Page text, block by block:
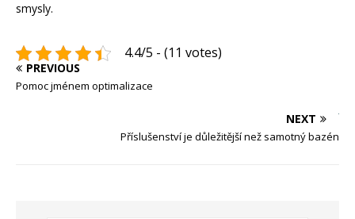
smysly.
4.4/5 - (11 votes)
PREVIOUS
Pomoc jménem optimalizace
NEXT
Příslušenství je důležitější než samotný bazén